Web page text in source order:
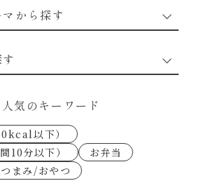
シピ
から探す
代目で炒めろ！～○○の炒め物
ゼトマトバジル
ゼ高菜
人気のキーワード
以下）
10分以下）
お弁当
まみ/おやつ